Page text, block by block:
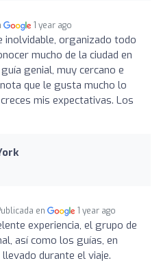
1 year ago
inolvidable, organizado todo
mucho de la ciudad en
genial, muy cercano e
que le gusta mucho lo
mis expectativas. Los
en 1 year ago
experiencia, el grupo de
así como los guías, en
durante el viaje.